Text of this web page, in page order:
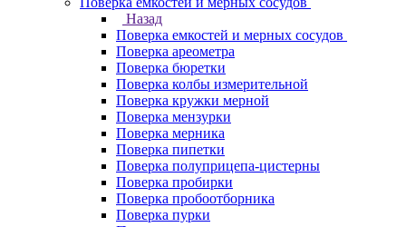
Назад
Поверка емкостей и мерных сосудов
Поверка ареометра
Поверка бюретки
Поверка колбы измерительной
Поверка кружки мерной
Поверка мензурки
Поверка мерника
Поверка пипетки
Поверка полуприцепа-цистерны
Поверка пробирки
Поверка пробоотборника
Поверка пурки